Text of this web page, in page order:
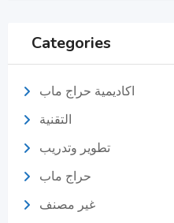
Categories
اكاديمية حراج ماب
التقنية
تطوير وتدريب
حراج ماب
غير مصنف